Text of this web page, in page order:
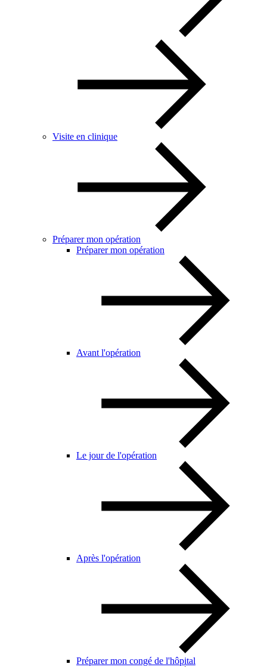
Visite en clinique
Préparer mon opération
Préparer mon opération
Avant l'opération
Le jour de l'opération
Après l'opération
Préparer mon congé de l'hôpital